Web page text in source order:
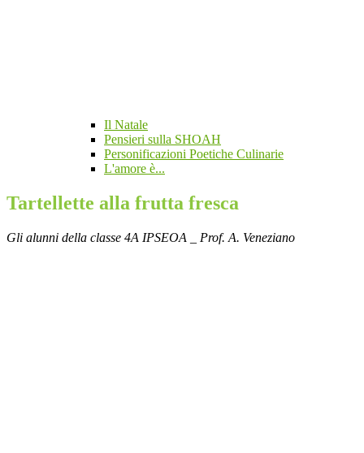
Il Natale
Pensieri sulla SHOAH
Personificazioni Poetiche Culinarie
L'amore è...
Tartellette alla frutta fresca
Gli alunni della classe 4A IPSEOA _ Prof. A. Veneziano